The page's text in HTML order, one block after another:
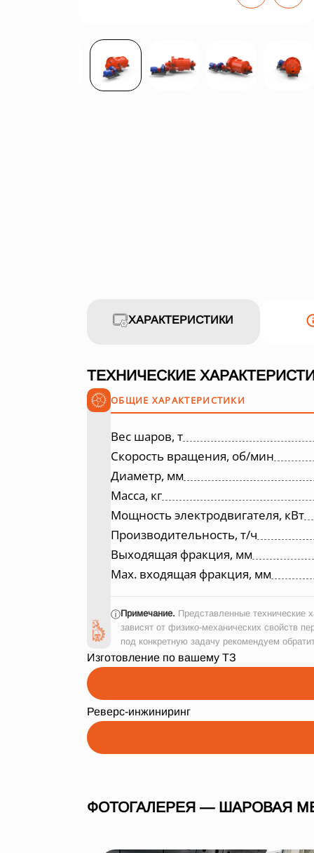
ХАРАКТЕРИСТИКИ
ТЕХНИЧЕСКИЕ
ОБЩИЕ ХАРАКТЕРИСТИКИ
Вес шаров, т
Скорость вращения, об/мин
Диаметр, мм
Масса, кг
Мощность электродвигателя, кВт
Производительность, т/ч
Выходящая фракция, мм
Max. входящая фракция, мм
ⓘПримечание. Представленные технические
зависят от физико-механических свойств
под конкретную задачу рекомендуем
Изготовление по вашему ТЗ
Реверс-инжиниринг
ФОТОГАЛЕРЕЯ — ШАРОВАЯ